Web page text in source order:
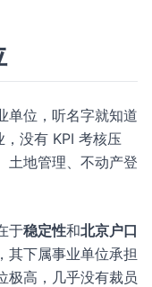
单位，听名字就知道
，没有 KPI 考核压
土地管理、不动产登
于稳定性和北京户口
其下属事业单位承担
极高，几乎没有裁员